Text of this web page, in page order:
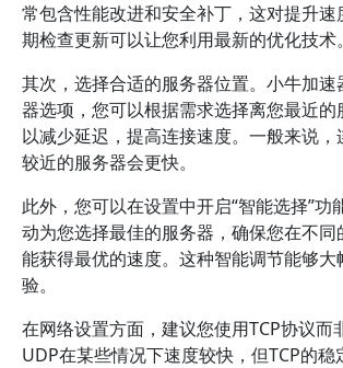
常包含性能改进和安全补丁，这对提升速
期检查更新可以让您利用最新的优化技术。
其次，选择合适的服务器位置。小牛加速
器选项，您可以根据需求选择离您最近
以减少延迟，提高连接速度。一般来说
较近的服务器会更快。
此外，您可以在设置中开启“智能选择”功
动为您选择最佳的服务器，确保您在不
能获得最优的速度。这种智能调节能够大
验。
在网络设置方面，建议您使用TCP协议而
UDP在某些情况下速度较快，但TCP的稳